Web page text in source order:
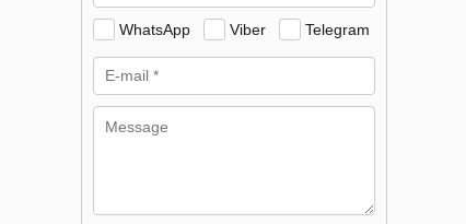
WhatsApp Viber Telegram